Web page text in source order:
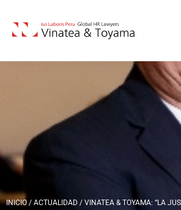
INICIO / ACTUALIDAD / VINATEA & TOYAMA: “LA